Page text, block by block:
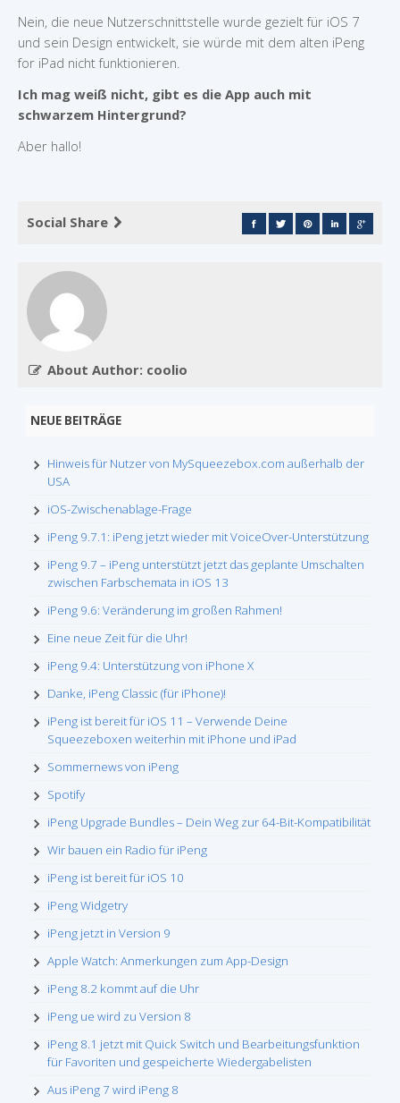
Nein, die neue Nutzerschnittstelle wurde gezielt für iOS 7
und sein Design entwickelt, sie würde mit dem alten iPeng
for iPad nicht funktionieren.
Ich mag weiß nicht, gibt es die App auch mit
schwarzem Hintergrund?
Aber hallo!
Social Share
About Author: coolio
NEUE BEITRÄGE
Hinweis für Nutzer von MySqueezebox.com außerhalb der
USA
iOS-Zwischenablage-Frage
iPeng 9.7.1: iPeng jetzt wieder mit VoiceOver-Unterstützung
iPeng 9.7 – iPeng unterstützt jetzt das geplante Umschalten
zwischen Farbschemata in iOS 13
iPeng 9.6: Veränderung im großen Rahmen!
Eine neue Zeit für die Uhr!
iPeng 9.4: Unterstützung von iPhone X
Danke, iPeng Classic (für iPhone)!
iPeng ist bereit für iOS 11 – Verwende Deine
Squeezeboxen weiterhin mit iPhone und iPad
Sommernews von iPeng
Spotify
iPeng Upgrade Bundles – Dein Weg zur 64-Bit-Kompatibilität
Wir bauen ein Radio für iPeng
iPeng ist bereit für iOS 10
iPeng Widgetry
iPeng jetzt in Version 9
Apple Watch: Anmerkungen zum App-Design
iPeng 8.2 kommt auf die Uhr
iPeng ue wird zu Version 8
iPeng 8.1 jetzt mit Quick Switch und Bearbeitungsfunktion
für Favoriten und gespeicherte Wiedergabelisten
Aus iPeng 7 wird iPeng 8